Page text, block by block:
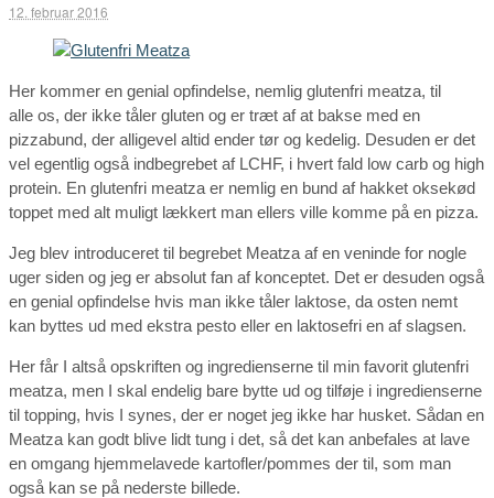
12. februar 2016
Her kommer en genial opfindelse, nemlig glutenfri meatza, til
alle os, der ikke tåler gluten og er træt af at bakse med en
pizzabund, der alligevel altid ender tør og kedelig. Desuden er det
vel egentlig også indbegrebet af LCHF, i hvert fald low carb og high
protein. En glutenfri meatza er nemlig en bund af hakket oksekød
toppet med alt muligt lækkert man ellers ville komme på en pizza.
Jeg blev introduceret til begrebet Meatza af en veninde for nogle
uger siden og jeg er absolut fan af konceptet. Det er desuden også
en genial opfindelse hvis man ikke tåler laktose, da osten nemt
kan byttes ud med ekstra pesto eller en laktosefri en af slagsen.
Her får I altså opskriften og ingredienserne til min favorit glutenfri
meatza, men I skal endelig bare bytte ud og tilføje i ingredienserne
til topping, hvis I synes, der er noget jeg ikke har husket. Sådan en
Meatza kan godt blive lidt tung i det, så det kan anbefales at lave
en omgang hjemmelavede kartofler/pommes der til, som man
også kan se på nederste billede.